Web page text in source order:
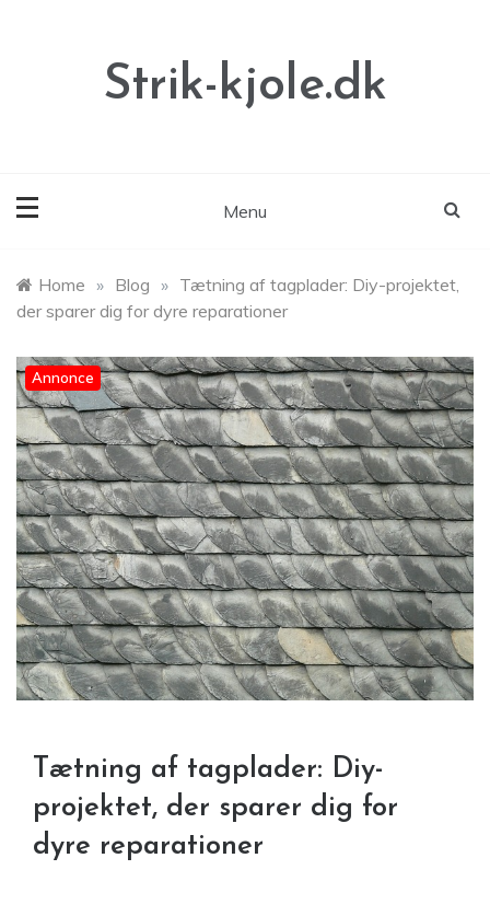
Strik-kjole.dk
Menu
Home » Blog » Tætning af tagplader: Diy-projektet,
der sparer dig for dyre reparationer
Annonce
Tætning af tagplader: Diy-
projektet, der sparer dig for
dyre reparationer